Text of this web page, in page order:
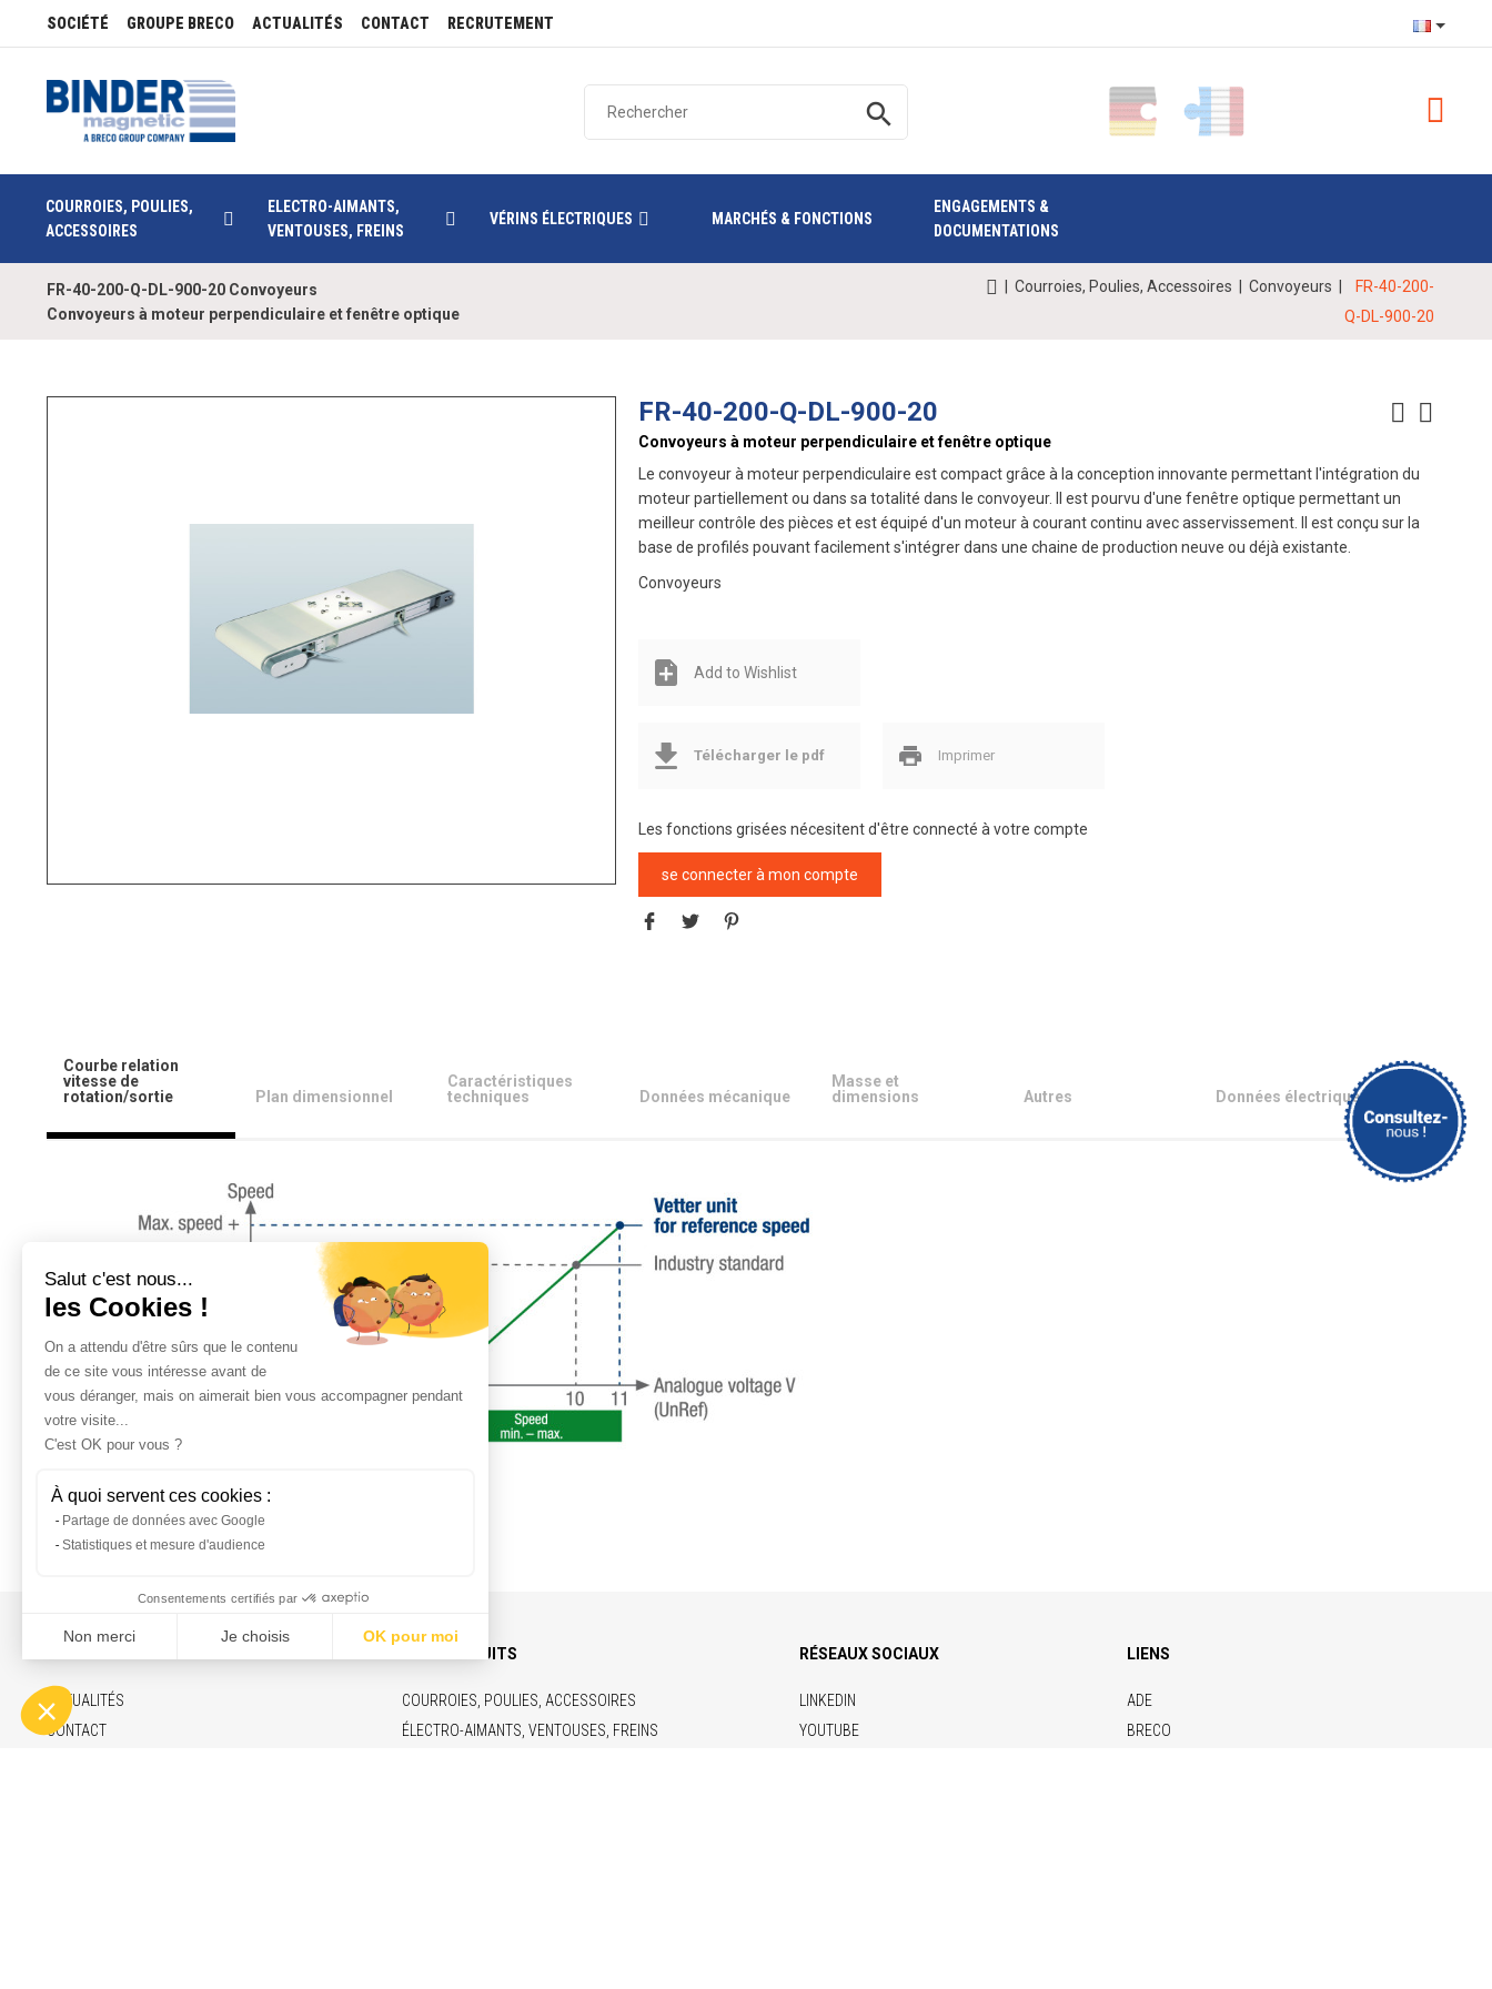
search
SOCIÉTÉ GROUPE BRECO ACTUALITÉS CONTACT RECRUTEMENT
COURROIES, POULIES,
ACCESSOIRES
ELECTRO-AIMANTS,
VENTOUSES, FREINS
VÉRINS ÉLECTRIQUES MARCHÉS & FONCTIONS
ENGAGEMENTS &
DOCUMENTATIONS
FR-40-200-Q-DL-900-20 Convoyeurs
Convoyeurs à moteur perpendiculaire et fenêtre optique
Courroies, Poulies, Accessoires Convoyeurs
FR-40-200-
Q-DL-900-20
FR-40-200-Q-DL-900-20
Convoyeurs à moteur perpendiculaire et fenêtre optique
Le convoyeur à moteur perpendiculaire est compact grâce à la conception innovante permettant l'intégration du
moteur partiellement ou dans sa totalité dans le convoyeur. Il est pourvu d'une fenêtre optique permettant un
meilleur contrôle des pièces et est équipé d'un moteur à courant continu avec asservissement. Il est conçu sur la
base de profilés pouvant facilement s'intégrer dans une chaine de production neuve ou déjà existante.
Convoyeurs
Add to Wishlist
Télécharger le pdf Imprimer
Les fonctions grisées nécesitent d'être connecté à votre compte
se connecter à mon compte
Courbe relation
vitesse de
rotation/sortie
Plan dimensionnel
Caractéristiques
techniques
Données mécanique
Masse et
dimensions
Autres Données électriques
ACTUALITÉS
CONTACT
NOS PRODUITS
COURROIES, POULIES, ACCESSOIRES
ÉLECTRO-AIMANTS, VENTOUSES, FREINS
RÉSEAUX SOCIAUX
LINKEDIN
YOUTUBE
LIENS
ADE
BRECO